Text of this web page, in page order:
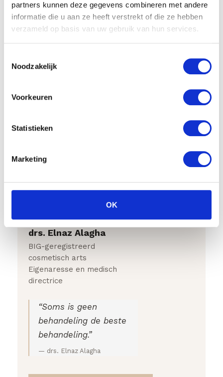
partners kunnen deze gegevens combineren met andere
informatie die u aan ze heeft verstrekt of die ze hebben
verzameld op basis van uw gebruik van hun services.
Noodzakelijk
Voorkeuren
Statistieken
Marketing
OK
praticien. Les coûts jouent bien sûr un rôle
à cet égard, mais ils ne sont qu’une partie
du tableau d’ensemble. Ne choisissez donc
surtout en fonction de l’expérience, de la
sécurité et de la complicité avec votre
honnêtes, afin que vous puissiez investir
vous sentant bien.
Réservez votre consultation gratuite
drs. Elnaz Alagha
BIG-geregistreerd
cosmetisch arts
Eigenaresse en medisch
directrice
“Soms is geen
behandeling de beste
behandeling.”
— drs. Elnaz Alagha